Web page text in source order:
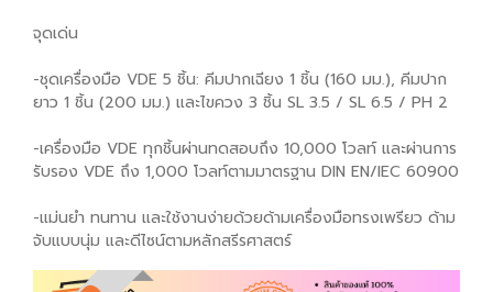
จุดเด่น
-ชุดเครื่องมือ VDE 5 ชิ้น: คีมปากเฉียง 1 ชิ้น (160 มม.), คีมปาก
ยาว 1 ชิ้น (200 มม.) และไขควง 3 ชิ้น SL 3.5 / SL 6.5 / PH 2
-เครื่องมือ VDE ทุกชิ้นผ่านทดสอบถึง 10,000 โวลท์ และผ่านการ
รับรอง VDE ถึง 1,000 โวลท์ตามมาตรฐาน DIN EN/IEC 60900
-แม่นยำ ทนทาน และใช้งานง่ายด้วยด้ามเครื่องมือทรงเพรียว ด้าม
จับแบบนุ่ม และดีไซน์ตามหลักสรีรศาสตร์